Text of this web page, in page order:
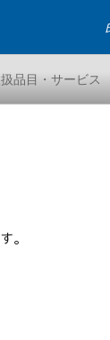
品目・サービス
。